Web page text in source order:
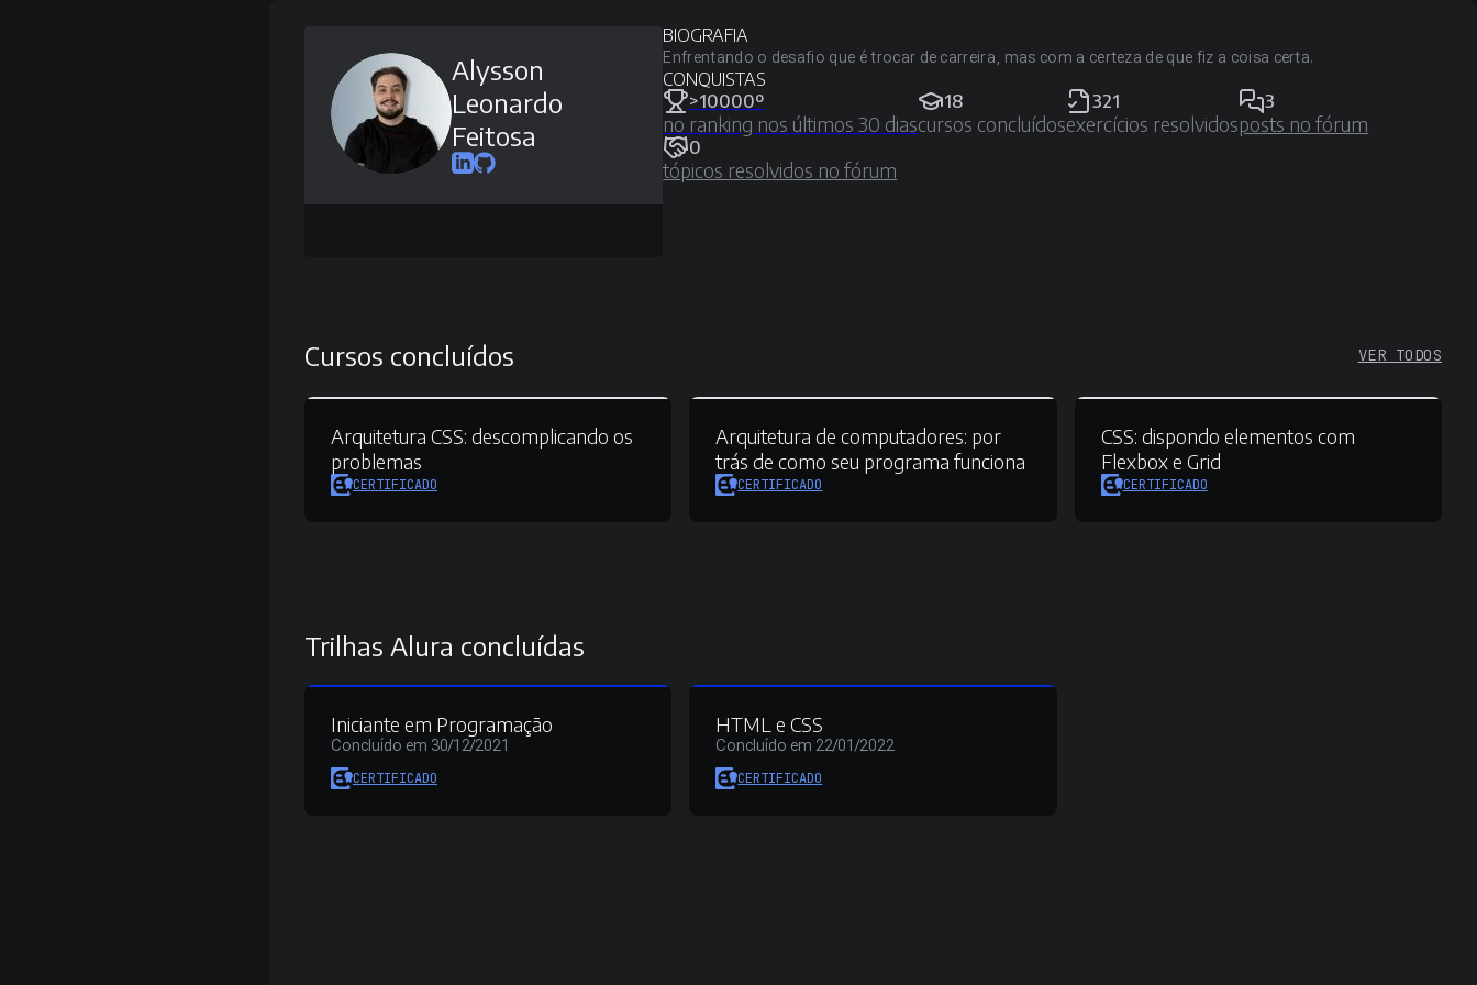
Alysson
Leonardo
Feitosa
BIOGRAFIA
Enfrentando o desafio que é trocar de carreira, mas com a certeza de que fiz a coisa certa.
CONQUISTAS
>10000º
no ranking nos últimos 30 dias
18
cursos concluídos
321
exercícios resolvidos
3
posts no fórum
0
tópicos resolvidos no fórum
Cursos concluídos VER TODOS
Arquitetura CSS: descomplicando os
problemas
CERTIFICADO
Arquitetura de computadores: por
trás de como seu programa funciona
CERTIFICADO
CSS: dispondo elementos com
Flexbox e Grid
CERTIFICADO
Trilhas Alura concluídas
Iniciante em Programação
Concluído em 30/12/2021
CERTIFICADO
HTML e CSS
Concluído em 22/01/2022
CERTIFICADO